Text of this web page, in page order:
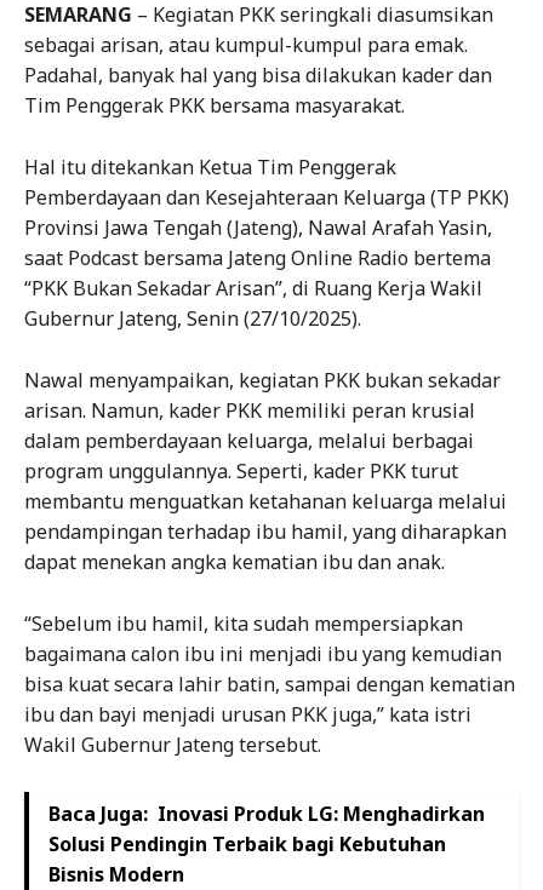
SEMARANG – Kegiatan PKK seringkali diasumsikan
sebagai arisan, atau kumpul-kumpul para emak.
Padahal, banyak hal yang bisa dilakukan kader dan
Tim Penggerak PKK bersama masyarakat.
Hal itu ditekankan Ketua Tim Penggerak
Pemberdayaan dan Kesejahteraan Keluarga (TP PKK)
Provinsi Jawa Tengah (Jateng), Nawal Arafah Yasin,
saat Podcast bersama Jateng Online Radio bertema
“PKK Bukan Sekadar Arisan”, di Ruang Kerja Wakil
Gubernur Jateng, Senin (27/10/2025).
Nawal menyampaikan, kegiatan PKK bukan sekadar
arisan. Namun, kader PKK memiliki peran krusial
dalam pemberdayaan keluarga, melalui berbagai
program unggulannya. Seperti, kader PKK turut
membantu menguatkan ketahanan keluarga melalui
pendampingan terhadap ibu hamil, yang diharapkan
dapat menekan angka kematian ibu dan anak.
“Sebelum ibu hamil, kita sudah mempersiapkan
bagaimana calon ibu ini menjadi ibu yang kemudian
bisa kuat secara lahir batin, sampai dengan kematian
ibu dan bayi menjadi urusan PKK juga,” kata istri
Wakil Gubernur Jateng tersebut.
Baca Juga: Inovasi Produk LG: Menghadirkan
Solusi Pendingin Terbaik bagi Kebutuhan
Bisnis Modern